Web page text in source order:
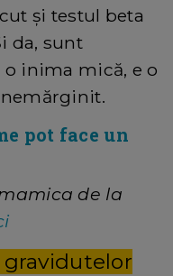
și testul beta
da, sunt
inima mică, e o
pot face un
de la